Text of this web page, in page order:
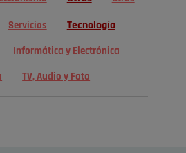
Servicios Tecnología
Informática y Electrónica
TV, Audio y Foto